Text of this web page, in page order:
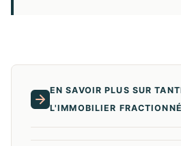
EN SAVOIR PLUS SUR
L'IMMOBILIER FRACTIONNÉ